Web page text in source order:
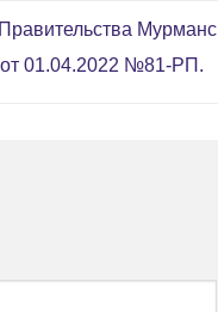
от 01.04.2022 №81-РП.